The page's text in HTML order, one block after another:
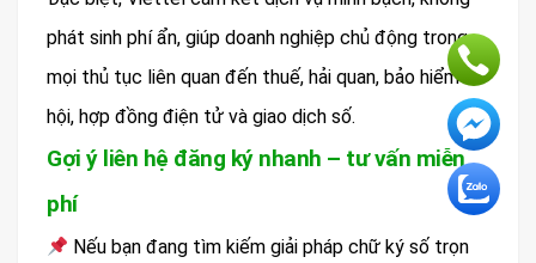
phát sinh phí ẩn, giúp doanh nghiệp chủ động trong
mọi thủ tục liên quan đến thuế, hải quan, bảo hiểm xã
hội, hợp đồng điện tử và giao dịch số.
Gợi ý liên hệ đăng ký nhanh – tư vấn miễn
phí
Nếu bạn đang tìm kiếm giải pháp chữ ký số trọn